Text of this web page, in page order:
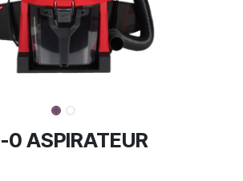
0​ ASPIRATEUR